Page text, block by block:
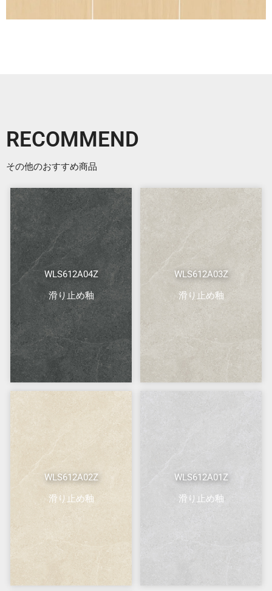
RECOMMEND
その他のおすすめ商品
WLS612A04Z
滑り止め釉
WLS612A03Z
滑り止め釉
WLS612A02Z
滑り止め釉
WLS612A01Z
滑り止め釉